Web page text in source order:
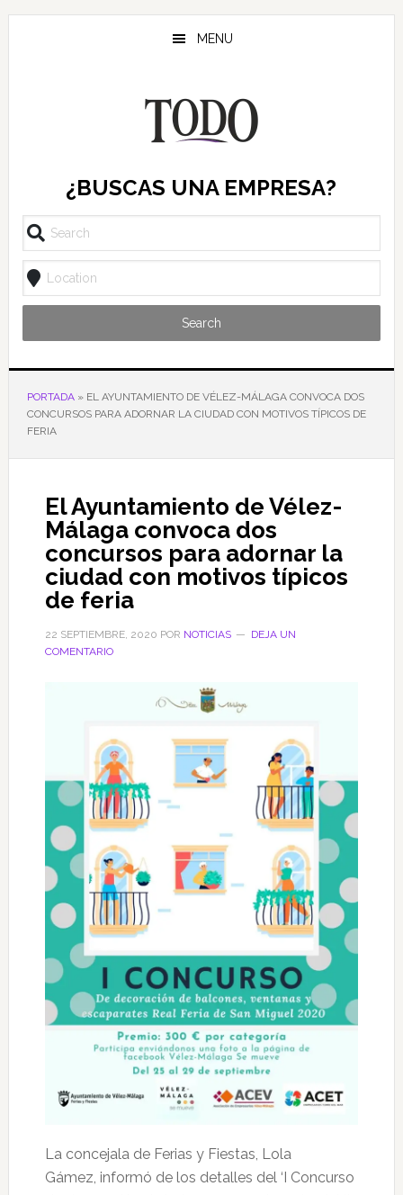
Saltar
Saltar
Saltar
MENU
¿BUSCAS UNA EMPRESA?
Search
PORTADA» EL AYUNTAMIENTO DE VÉLEZ-MÁLAGA CONVOCA DOS
CONCURSOS PARA ADORNAR LA CIUDAD CON MOTIVOS TÍPICOS DE
FERIA
El Ayuntamiento de Vélez-
Málaga convoca dos
concursos para adornar la
ciudad con motivos típicos
de feria
22 SEPTIEMBRE, 2020 POR NOTICIAS
DEJA UN
COMENTARIO
La concejala de Ferias y Fiestas, Lola
Gámez, informó de los detalles del ‘I Concurso